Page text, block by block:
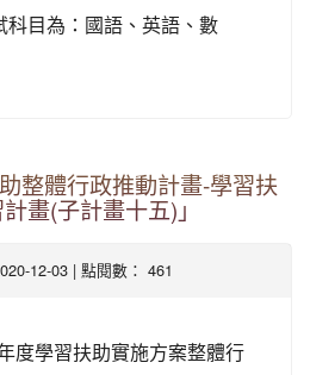
科目為：國語、英語、數
整體行政推動計畫-學習扶
畫(子計畫十五)」
12-03 | 點閱數： 461
度學習扶助實施方案整體行